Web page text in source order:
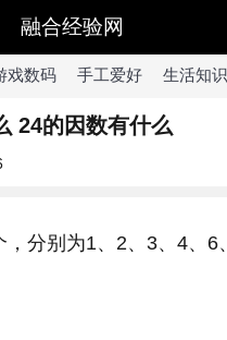
融合经验网
戏数码 手工爱好 生活知识
24的因数有什么
分别为1、2、3、4、6